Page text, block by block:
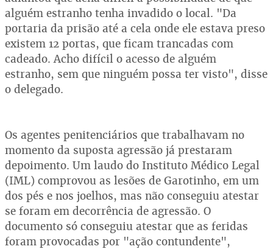
alguém estranho tenha invadido o local. "Da
portaria da prisão até a cela onde ele estava preso
existem 12 portas, que ficam trancadas com
cadeado. Acho difícil o acesso de alguém
estranho, sem que ninguém possa ter visto", disse
o delegado.
Os agentes penitenciários que trabalhavam no
momento da suposta agressão já prestaram
depoimento. Um laudo do Instituto Médico Legal
(IML) comprovou as lesões de Garotinho, em um
dos pés e nos joelhos, mas não conseguiu atestar
se foram em decorrência de agressão. O
documento só conseguiu atestar que as feridas
foram provocadas por "ação contundente",